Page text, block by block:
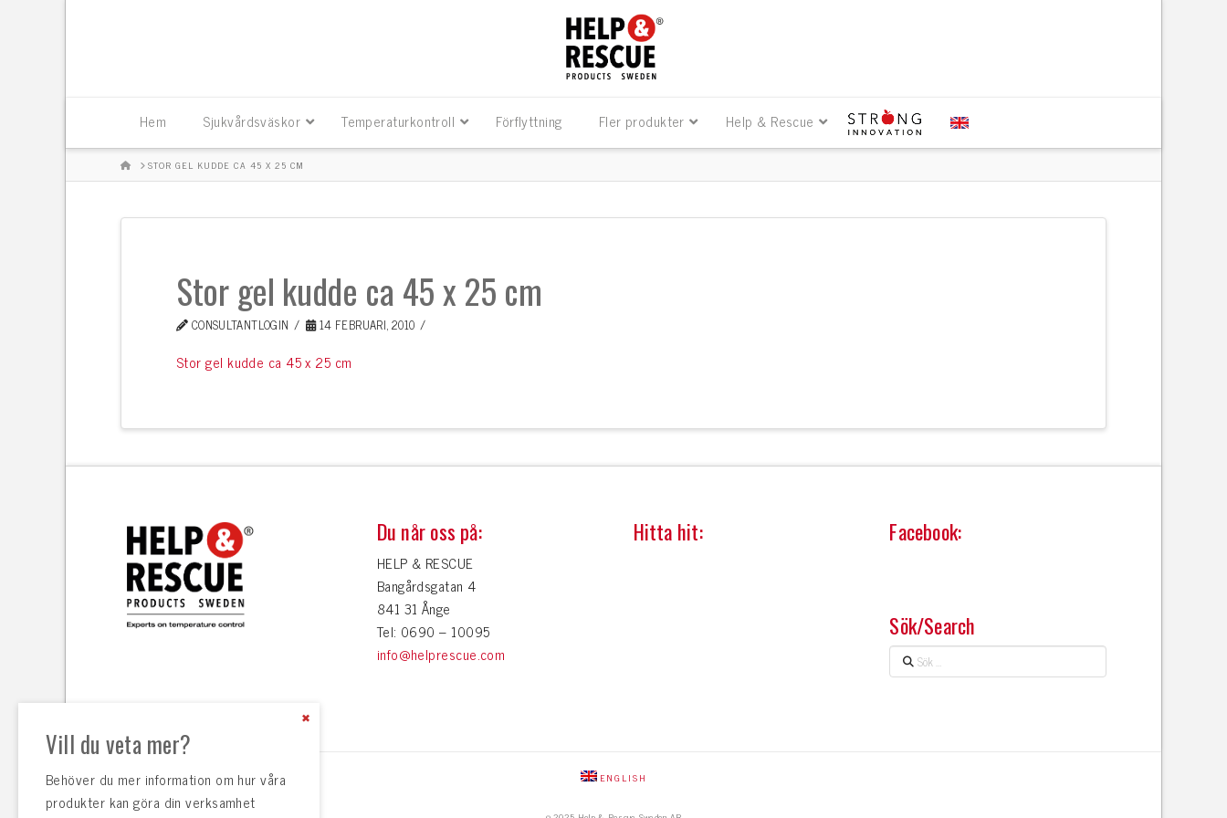
Hem Sjukvårdsväskor Temperaturkontroll Förflyttning Fler produkter Help & Rescue
HOMESTOR GEL KUDDE CA 45 X 25 CM
Stor gel kudde ca 45 x 25 cm
CONSULTANTLOGIN 14 FEBRUARI, 2010
Stor gel kudde ca 45 x 25 cm
Du når oss på:
HELP & RESCUE
Bangårdsgatan 4
841 31 Ånge
Tel: 0690 – 10095
info@helprescue.com
Hitta hit: Facebook:
Sök/Search
Sök
…
ENGLISH
Vill du veta mer?
Behöver du mer information om hur våra
produkter kan göra din verksamhet